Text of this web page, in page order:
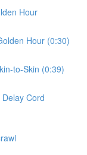
Hour
Hour (0:30)
to-Skin (0:39)
Cord